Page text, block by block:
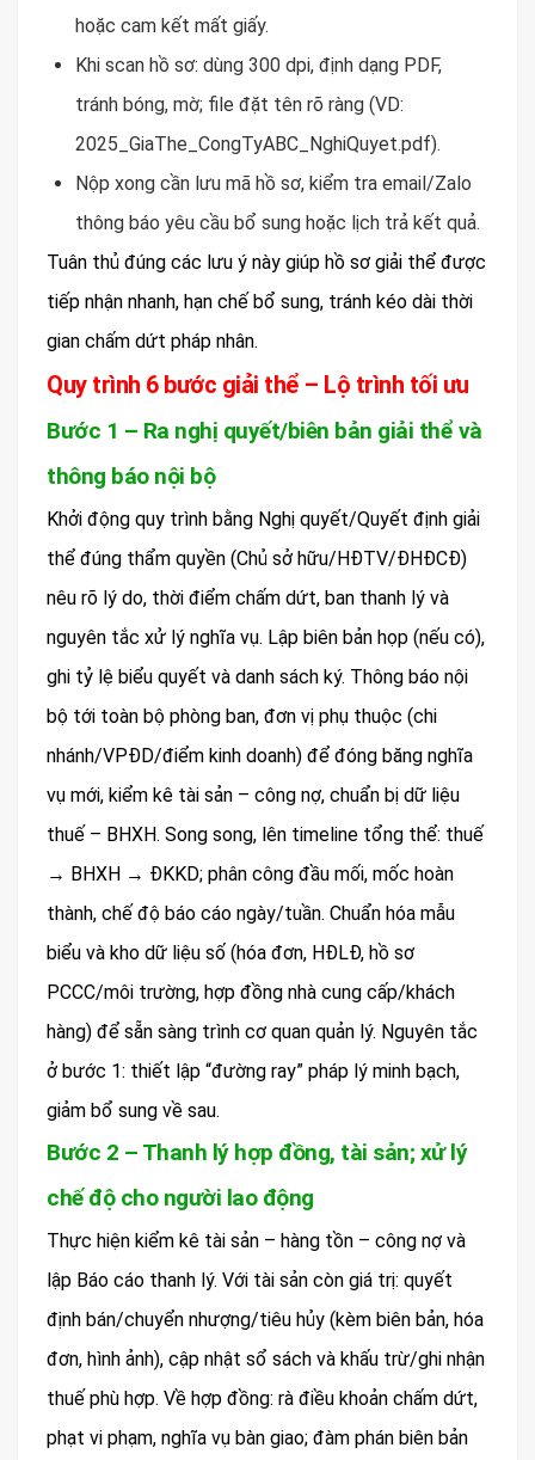
hoặc cam kết mất giấy.
Khi scan hồ sơ: dùng 300 dpi, định dạng PDF,
tránh bóng, mờ; file đặt tên rõ ràng (VD:
2025_GiaThe_CongTyABC_NghiQuyet.pdf).
Nộp xong cần lưu mã hồ sơ, kiểm tra email/Zalo
thông báo yêu cầu bổ sung hoặc lịch trả kết quả.
Tuân thủ đúng các lưu ý này giúp hồ sơ giải thể được
tiếp nhận nhanh, hạn chế bổ sung, tránh kéo dài thời
gian chấm dứt pháp nhân.
Quy trình 6 bước giải thể – Lộ trình tối ưu
Bước 1 – Ra nghị quyết/biên bản giải thể và
thông báo nội bộ
Khởi động quy trình bằng Nghị quyết/Quyết định giải
thể đúng thẩm quyền (Chủ sở hữu/HĐTV/ĐHĐCĐ)
nêu rõ lý do, thời điểm chấm dứt, ban thanh lý và
nguyên tắc xử lý nghĩa vụ. Lập biên bản họp (nếu có),
ghi tỷ lệ biểu quyết và danh sách ký. Thông báo nội
bộ tới toàn bộ phòng ban, đơn vị phụ thuộc (chi
nhánh/VPĐD/điểm kinh doanh) để đóng băng nghĩa
vụ mới, kiểm kê tài sản – công nợ, chuẩn bị dữ liệu
thuế – BHXH. Song song, lên timeline tổng thể: thuế
→ BHXH → ĐKKD; phân công đầu mối, mốc hoàn
thành, chế độ báo cáo ngày/tuần. Chuẩn hóa mẫu
biểu và kho dữ liệu số (hóa đơn, HĐLĐ, hồ sơ
PCCC/môi trường, hợp đồng nhà cung cấp/khách
hàng) để sẵn sàng trình cơ quan quản lý. Nguyên tắc
ở bước 1: thiết lập “đường ray” pháp lý minh bạch,
giảm bổ sung về sau.
Bước 2 – Thanh lý hợp đồng, tài sản; xử lý
chế độ cho người lao động
Thực hiện kiểm kê tài sản – hàng tồn – công nợ và
lập Báo cáo thanh lý. Với tài sản còn giá trị: quyết
định bán/chuyển nhượng/tiêu hủy (kèm biên bản, hóa
đơn, hình ảnh), cập nhật sổ sách và khấu trừ/ghi nhận
thuế phù hợp. Về hợp đồng: rà điều khoản chấm dứt,
phạt vi phạm, nghĩa vụ bàn giao; đàm phán biên bản